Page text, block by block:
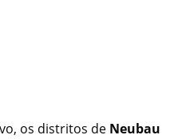
os distritos de Neubau